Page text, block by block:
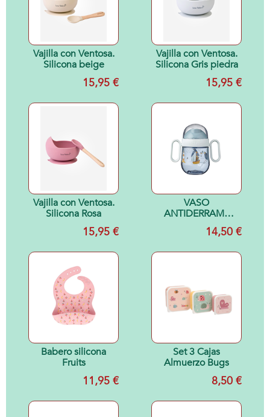
Vajilla con Ventosa.
Silicona beige
15,95 €
Vajilla con Ventosa.
Silicona Gris piedra
15,95 €
Vajilla con Ventosa.
Silicona Rosa
15,95 €
VASO
ANTIDERRAME
200ML SAILOR LD
14,50 €
Babero silicona
Fruits
11,95 €
Set 3 Cajas
Almuerzo Bugs
8,50 €